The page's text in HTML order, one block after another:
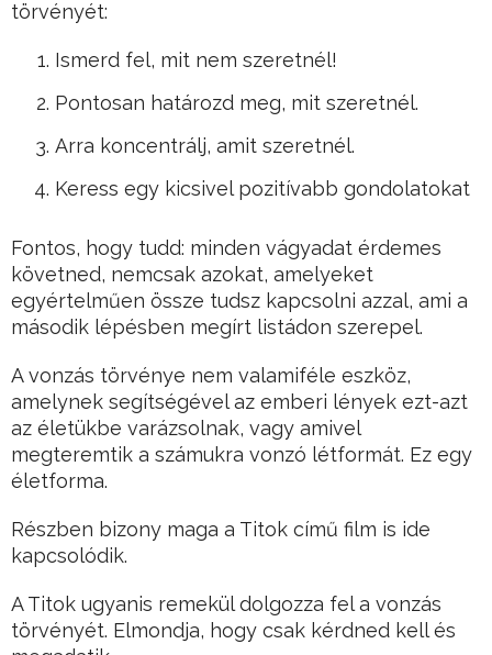
törvényét:
Ismerd fel, mit nem szeretnél!
Pontosan határozd meg, mit szeretnél.
Arra koncentrálj, amit szeretnél.
Keress egy kicsivel pozitívabb gondolatokat
Fontos, hogy tudd: minden vágyadat érdemes
követned, nemcsak azokat, amelyeket
egyértelműen össze tudsz kapcsolni azzal, ami a
második lépésben megírt listádon szerepel.
A vonzás törvénye nem valamiféle eszköz,
amelynek segítségével az emberi lények ezt-azt
az életükbe varázsolnak, vagy amivel
megteremtik a számukra vonzó létformát. Ez egy
életforma.
Részben bizony maga a Titok című film is ide
kapcsolódik.
A Titok ugyanis remekül dolgozza fel a vonzás
törvényét. Elmondja, hogy csak kérdned kell és